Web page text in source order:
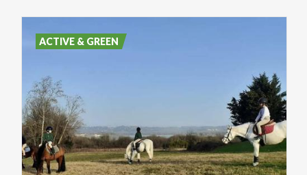
ACTIVE & GREEN